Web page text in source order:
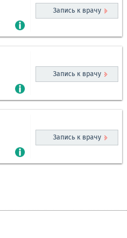
Запись к врачу
Запись к врачу
Запись к врачу